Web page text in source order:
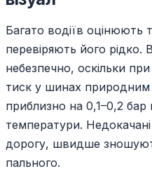
Багато водіїв оцінюють
перевіряють його рідко.
небезпечно, оскільки
тиск у шинах
приблизно на 0,1–0,2 бар
температури.
дорогу, швидше
пального.